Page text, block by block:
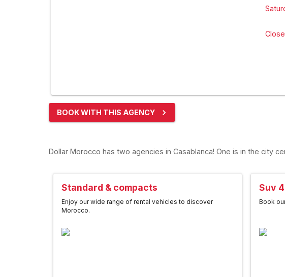
BOOK WITH THIS AGENCY
Dollar Morocco has two agencies in Casablanca! One is in the city
Standard & compacts
Enjoy our wide range of rental vehicles to discover
Morocco.
Suv
Book